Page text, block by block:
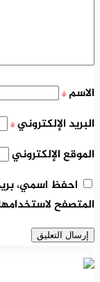
الاسم *
البريد الإلكتروني *
الموقع الإلكتروني
احفظ اسمي،
المتصفح